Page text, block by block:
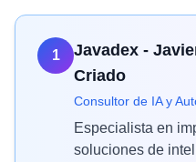
1
Javadex -
Criado
Consultor de IA y
Especialista en
soluciones de